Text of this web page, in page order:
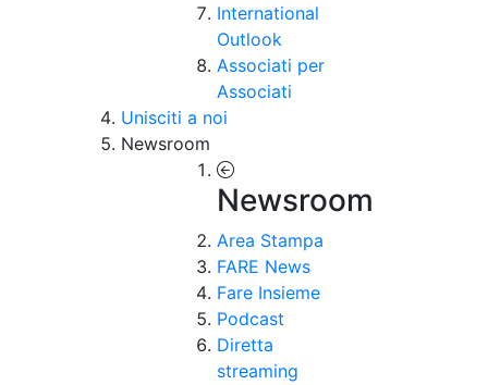
International
Outlook
Associati per
Associati
Unisciti a noi
Newsroom
Newsroom
Area Stampa
FARE News
Fare Insieme
Podcast
Diretta
streaming